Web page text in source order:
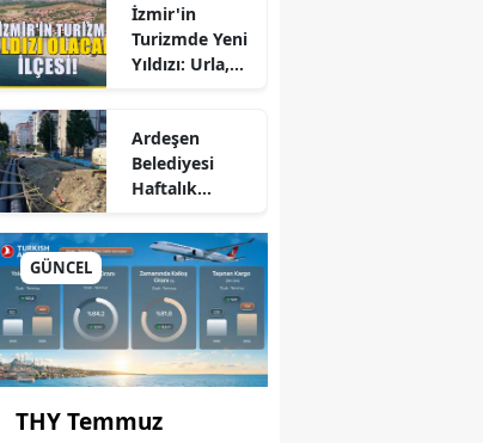
Seferberliği
İzmir'in
Turizmde Yeni
Yıldızı: Urla,
Sollayan İlçe!
Ardeşen
Belediyesi
Haftalık
Raporunu
Paylaştı:
Çalışmalar İlçe
Genelinde
Aralıksız
Sürüyor
GÜNCEL
THY Temmuz